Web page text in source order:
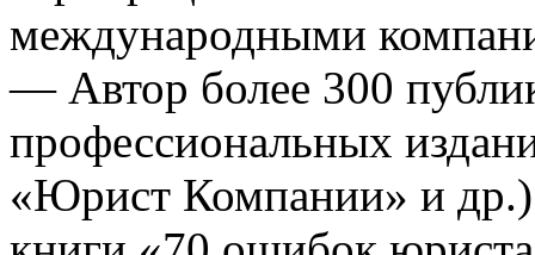
международными
— Автор более 300
профессиональных
«Юрист Компании» и